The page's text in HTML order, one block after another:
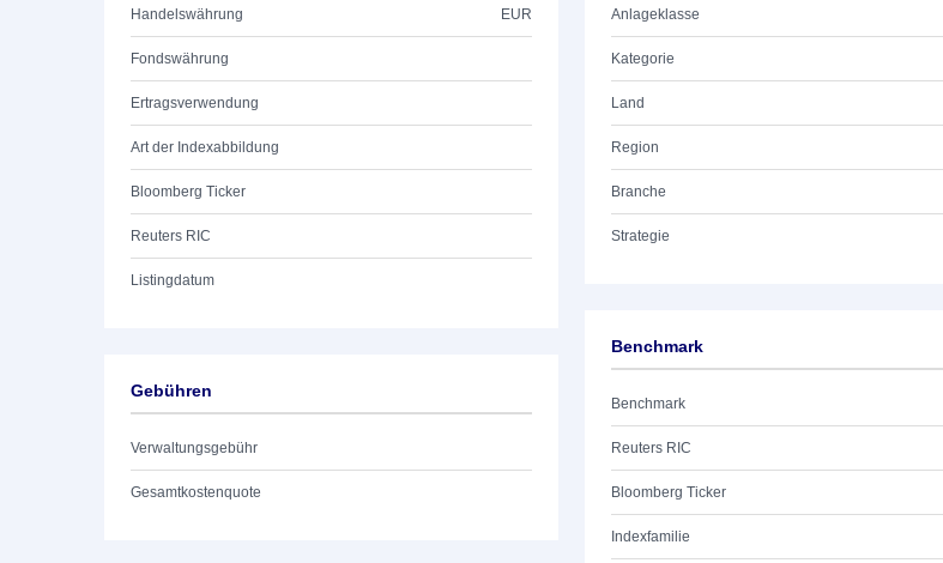
Handelswährung EUR
Fondswährung
Ertragsverwendung
Art der Indexabbildung
Bloomberg Ticker
Reuters RIC
Listingdatum
Gebühren
Verwaltungsgebühr
Gesamtkostenquote
Anlageklasse
Kategorie
Land
Region
Branche
Strategie
Benchmark
Benchmark
Reuters RIC
Bloomberg Ticker
Indexfamilie